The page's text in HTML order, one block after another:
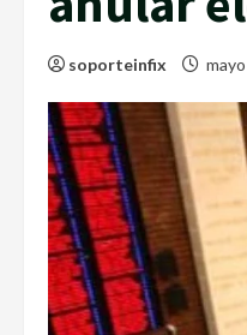
soporteinfix